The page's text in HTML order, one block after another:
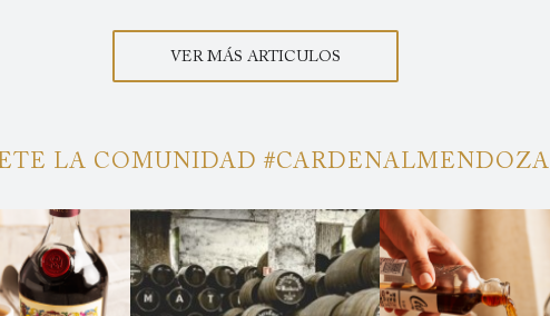
VER MÁS ARTICULOS
LA COMUNIDAD #CARDENALMENDOZA